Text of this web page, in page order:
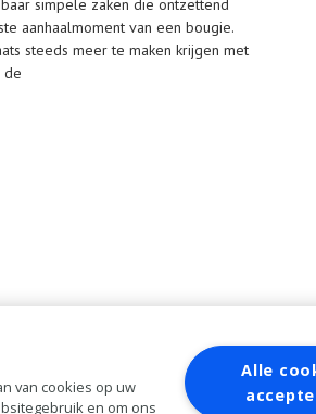
simpele zaken die ontzettend
aanhaalmoment van een bougie.
steeds meer te maken krijgen met
de
van cookies op uw
en om ons
Alle